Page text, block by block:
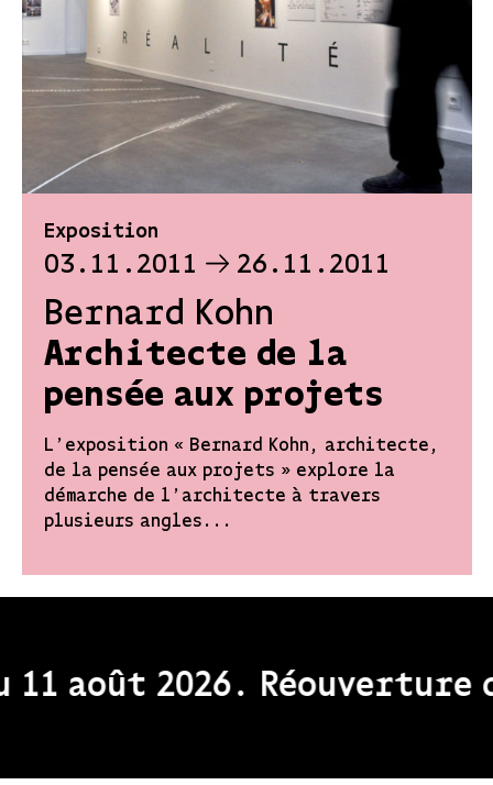
Exposition
03.11.2011 26.11.2011
Bernard Kohn
Architecte de la
pensée aux projets
L'exposition « Bernard Kohn, architecte,
de la pensée aux projets » explore la
démarche de l'architecte à travers
plusieurs angles...
août 2026. Réouverture